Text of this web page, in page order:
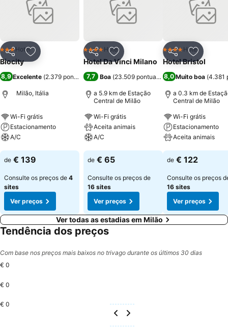
PartilharAdicionar aos favoritos
3 Estrelas
Hotel
Biocity
8,9 Excelente (2.379 pontuações )
Milão, Itália
Wi-Fi grátis
Estacionamento
A/C
Ver preços
de € 139
Consulte os preços de 4
sites
Ver preços
PartilharAdicionar aos favoritos
4 EstrelasHotel
Hotel Da Vinci Milano
7,7 Boa (23.509 pontuações)
a 5.9 km de Estação
Central de Milão
Wi-Fi grátis
Aceita animais
A/C
Ver preços
de € 65
Consulte os preços de
16 sites
Ver preços
Partilhar
4 EstrelasHotel
Hotel Bristol
8,0Muito boa (4.381
a 0.3 km de
Central de Milão
Wi-Fi grátis
Estacionamento
Aceita animais
Ver preços
de € 122
Consulte os preços
16 sites
Ver preços
Ver todas as estadias em Milão
Tendência dos preços
Com base nos preços mais baixos no trivago durante os últimos 30 dias
€ 0
€ 0
€ 0